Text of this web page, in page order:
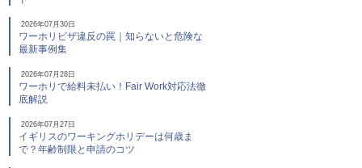
2026年07月30日
ワーホリビザ違反の罠｜知らないと危険な
最新事例集
2026年07月28日
ワーホリで給料未払い！Fair Work対応法徹
底解説
2026年07月27日
イギリスのワーキングホリデーは何歳ま
で？年齢制限と申請のコツ